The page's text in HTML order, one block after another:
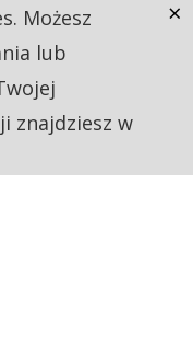
Możesz
lub
znajdziesz w
×